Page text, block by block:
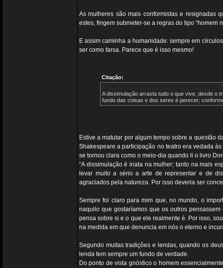
As mulheres são mais conformistas e resignadas
estes, fingem submeter-se a regras do tipo “homem
E assim caminha a humanidade: sempre em
ser como farsa. Parece que é isso mesmo!
Citação:
A dissimulação arrasta tudo o que vive, desde o
fundo das coisas e dos seres é perecer;
Estive a matutar por algum tempo sobre a questão
Shakespeare a participação no teatro era vedada
se tornou clara como o meio-dia quando li o livro
“A dissimulação é inata na mulher; tanto na mais
levar muito a sério a arte de representar e de
agraciados pela natureza. Por isso deveria ser
Sempre foi claro para mim que, no mundo, o
naquilo que gostaríamos que os outros
pensa sobre si e o que ele realmente é. Por isso,
na medida em que denuncia em nós o eterno e
Segundo muitas tradições e lendas, quando os
lenda tem sempre um fundo de verdade.
Do ponto de vista gnóstico o homem